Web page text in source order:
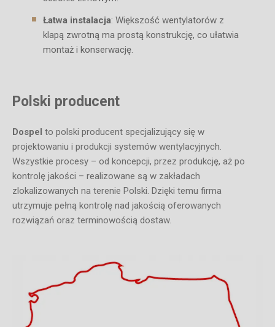
Łatwa instalacja: Większość wentylatorów z
klapą zwrotną ma prostą konstrukcję, co ułatwia
montaż i konserwację.
Polski producent
Dospel to polski producent specjalizujący się w
projektowaniu i produkcji systemów wentylacyjnych.
Wszystkie procesy – od koncepcji, przez produkcję, aż po
kontrolę jakości – realizowane są w zakładach
zlokalizowanych na terenie Polski. Dzięki temu firma
utrzymuje pełną kontrolę nad jakością oferowanych
rozwiązań oraz terminowością dostaw.